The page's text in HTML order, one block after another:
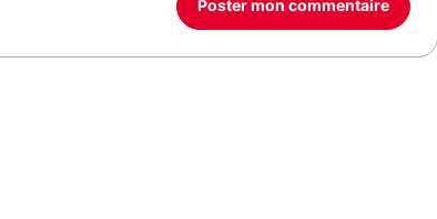
Poster mon commentaire